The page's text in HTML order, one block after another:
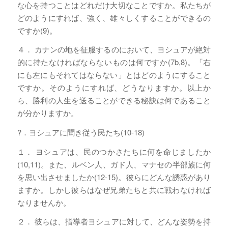
な心を持つことはどれだけ大切なことですか。私たちが
どのようにすれば、強く、雄々しくすることができるの
ですか(9)。
４． カナンの地を征服するのにおいて、ヨシュアが絶対
的に持たなければならないものは何ですか(7b,8)。「右
にも左にもそれてはならない」とはどのようにすること
ですか。そのようにすれば、どうなりますか。以上か
ら、勝利の人生を送ることができる秘訣は何であること
が分かりますか。
?．ヨシュアに聞き従う民たち(10-18)
１． ヨシュアは、民のつかさたちに何を命じましたか
(10,11)。また、ルベン人、ガド人、マナセの半部族に何
を思い出させましたか(12-15)。彼らにどんな誘惑があり
ますか。しかし彼らはなぜ兄弟たちと共に戦わなければ
なりませんか。
２． 彼らは、指導者ヨシュアに対して、どんな姿勢を持